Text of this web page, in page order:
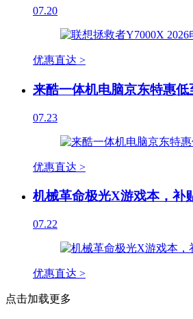
07.20
优惠直达 >
来酷一体机电脑京东特惠低
07.23
优惠直达 >
机械革命极光X游戏本，补
07.22
优惠直达 >
点击加载更多